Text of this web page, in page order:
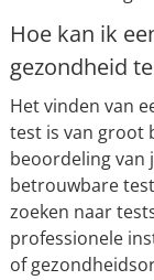
Hoe kan ik
gezondheid
Het vinden van
test is van groot
beoordeling van
betrouwbare
zoeken naar
professionele
of